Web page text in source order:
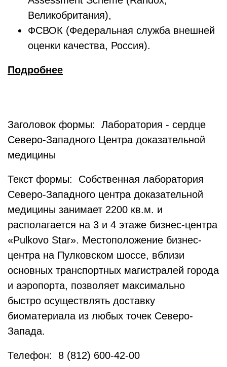
Великобритания),
ФСВОК (Федеральная служба внешней
оценки качества, Россия).
Подробнее
Заголовок формы: Лаборатория - сердце
Северо-Западного Центра доказательной
медицины
Текст формы: Собственная лаборатория
Северо-Западного центра доказательной
медицины занимает 2200 кв.м. и
располагается на 3 и 4 этаже бизнес-центра
«Pulkovo Star». Местоположение бизнес-
центра на Пулковском шоссе, вблизи
основных транспортных магистралей города
и аэропорта, позволяет максимально
быстро осуществлять доставку
биоматериала из любых точек Северо-
Запада.
Телефон: 8 (812) 600-42-00